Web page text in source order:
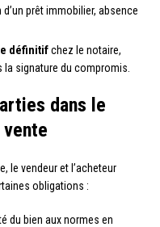
prêt immobilier, absence
définitifchez le notaire,
signature du compromis.
dans le
le vendeur et l’acheteur
obligations :
du bien aux normes en